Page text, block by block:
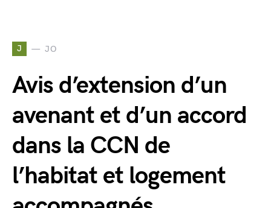
J JO
Avis d’extension d’un
avenant et d’un accord
dans la CCN de
l’habitat et logement